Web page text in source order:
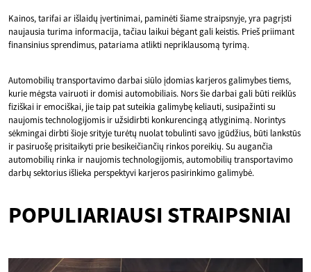
Kainos, tarifai ar išlaidų įvertinimai, paminėti šiame straipsnyje, yra pagrįsti
naujausia turima informacija, tačiau laikui bėgant gali keistis. Prieš priimant
finansinius sprendimus, patariama atlikti nepriklausomą tyrimą.
Automobilių transportavimo darbai siūlo įdomias karjeros galimybes tiems,
kurie mėgsta vairuoti ir domisi automobiliais. Nors šie darbai gali būti reiklūs
fiziškai ir emociškai, jie taip pat suteikia galimybę keliauti, susipažinti su
naujomis technologijomis ir užsidirbti konkurencingą atlyginimą. Norintys
sėkmingai dirbti šioje srityje turėtų nuolat tobulinti savo įgūdžius, būti lankstūs
ir pasiruošę prisitaikyti prie besikeičiančių rinkos poreikių. Su augančia
automobilių rinka ir naujomis technologijomis, automobilių transportavimo
darbų sektorius išlieka perspektyvi karjeros pasirinkimo galimybė.
POPULIARIAUSI STRAIPSNIAI